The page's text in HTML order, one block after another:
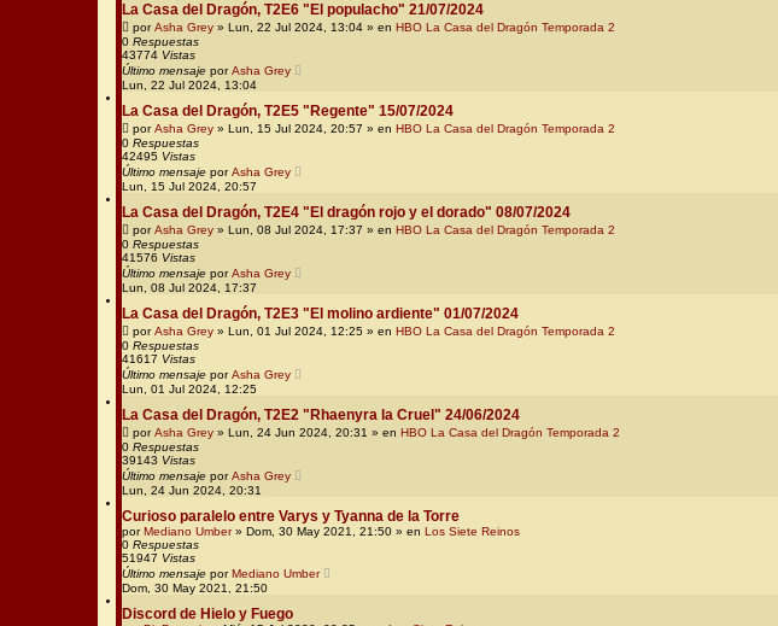
La Casa del Dragón, T2E6 "El populacho" 21/07/2024
porAsha Grey » Lun, 22 Jul 2024, 13:04 » en HBO La Casa del Dragón Temporada 2
0 Respuestas
43774 Vistas
Último mensaje porAsha Grey
Lun, 22 Jul 2024, 13:04
La Casa del Dragón, T2E5 "Regente" 15/07/2024
porAsha Grey » Lun, 15 Jul 2024, 20:57 » en HBO La Casa del Dragón Temporada 2
0 Respuestas
42495 Vistas
Último mensaje porAsha Grey
Lun, 15 Jul 2024, 20:57
La Casa del Dragón, T2E4 "El dragón rojo y el dorado" 08/07/2024
porAsha Grey » Lun, 08 Jul 2024, 17:37 » en HBO La Casa del Dragón Temporada 2
0 Respuestas
41576 Vistas
Último mensaje porAsha Grey
Lun, 08 Jul 2024, 17:37
La Casa del Dragón, T2E3 "El molino ardiente" 01/07/2024
porAsha Grey » Lun, 01 Jul 2024, 12:25 » en HBO La Casa del Dragón Temporada 2
0 Respuestas
41617 Vistas
Último mensaje porAsha Grey
Lun, 01 Jul 2024, 12:25
La Casa del Dragón, T2E2 "Rhaenyra la Cruel" 24/06/2024
porAsha Grey » Lun, 24 Jun 2024, 20:31 » en HBO La Casa del Dragón Temporada 2
0 Respuestas
39143 Vistas
Último mensaje porAsha Grey
Lun, 24 Jun 2024, 20:31
Curioso paralelo entre Varys y Tyanna de la Torre
porMediano Umber» Dom, 30 May 2021, 21:50 » en Los Siete Reinos
0 Respuestas
51947 Vistas
Último mensaje porMediano Umber
Dom, 30 May 2021, 21:50
Discord de Hielo y Fuego